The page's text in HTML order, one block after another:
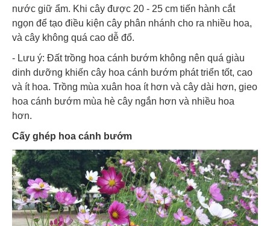
nước giữ ẩm. Khi cây được 20 - 25 cm tiến hành cắt
ngọn để tạo điều kiện cây phân nhánh cho ra nhiều hoa,
và cây không quá cao dễ đổ.
- Lưu ý: Đất trồng hoa cánh bướm không nên quá giàu
dinh dưỡng khiến cây hoa cánh bướm phát triển tốt, cao
và ít hoa. Trồng mùa xuân hoa ít hơn và cây dài hơn, gieo
hoa cánh bướm mùa hè cây ngắn hơn và nhiều hoa
hơn.
Cấy ghép hoa cánh bướm